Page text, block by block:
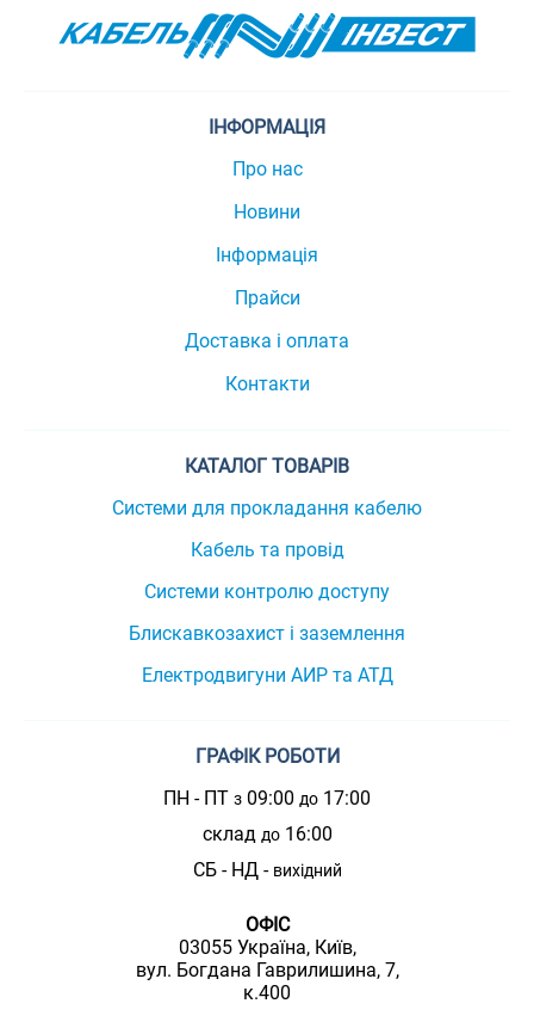
ІНФОРМАЦІЯ
Про нас
Новини
Інформація
Прайси
Доставка і оплата
Контакти
КАТАЛОГ ТОВАРІВ
Системи для прокладання кабелю
Кабель та провід
Системи контролю доступу
Блискавкозахист і заземлення
Електродвигуни АИР та АТД
ГРАФІК РОБОТИ
ПН - ПТ з 09:00 до 17:00
склад до16:00
СБ - НД - вихідний
ОФІС
03055 Україна, Київ,
вул. Богдана Гаврилишина, 7,
к.400